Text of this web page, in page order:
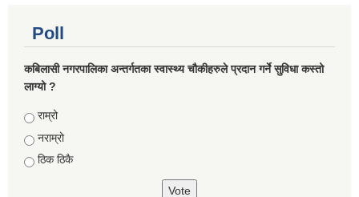
Poll
कबिलासी नगरपालिका अन्तर्गतका स्वास्थ्य चौकीहरुले प्रदान गर्ने सुविधा कस्तो
लाग्यो ?
Choices
राम्रो
नराम्रो
ठिक ठिकै